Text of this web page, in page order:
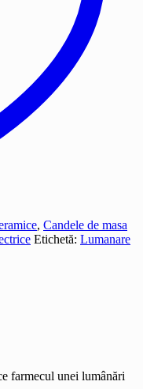
, Candele de masa
Etichetă: Lumanare
farmecul unei lumânări